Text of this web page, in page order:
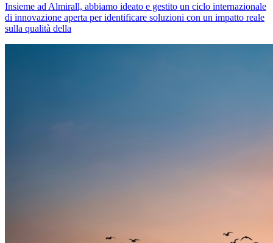
Insieme ad Almirall, abbiamo ideato e gestito un ciclo internazionale
di innovazione aperta per identificare soluzioni con un impatto reale
sulla qualità della